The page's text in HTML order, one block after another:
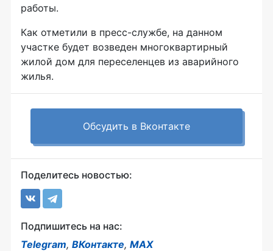
работы.
Как отметили в пресс-службе, на данном
участке будет возведен многоквартирный
жилой дом для переселенцев из аварийного
жилья.
Обсудить в Вконтакте
Поделитесь новостью:
Подпишитесь на нас:
Telegram, ВКонтакте, MAX